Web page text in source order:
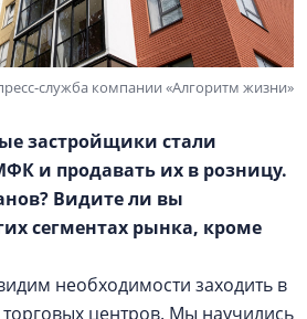
служба компании «Алгоритм жизни»
застройщики стали
и продавать их в розницу.
Видите ли вы
сегментах рынка, кроме
необходимости заходить в
центров. Мы научились